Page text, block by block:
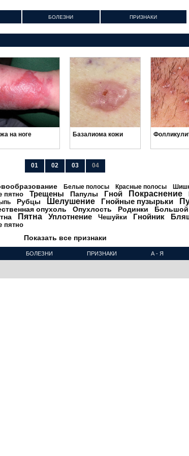
БОЛЕЗНИ ПРИЗНАКИ
на ноге Базалиома кожи
01 02 03 04
Белые полосы Красные полосы
пятно Трещены Папулы Гной Покраснение
Рубцы Шелушение Гнойные пузырьки
опухоль Опухлость Родинки
Пятна Уплотнение Чешуйки Гнойник
пятно
Показать все признаки
БОЛЕЗНИ ПРИЗНАКИ А - Я